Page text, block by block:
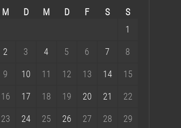
M
D M D F S
S
1
2 3 4 5 6 7 8
9 10 11 12 13 14 15
16 17 18 19 20 21 22
23 24 25 26 27 28 29